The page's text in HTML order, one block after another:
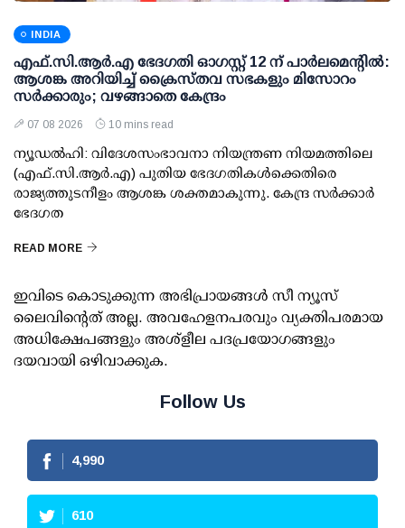
INDIA
എഫ്.സി.ആര്‍.എ ഭേദഗതി ഓഗസ്റ്റ് 12 ന് പാര്‍ലമെന്റില്‍:
ആശങ്ക അറിയിച്ച് ക്രൈസ്തവ സഭകളും മിസോറം
സര്‍ക്കാരും; വഴങ്ങാതെ കേന്ദ്രം
07 08 2026 10 mins read
ന്യൂഡല്‍ഹി: വിദേശസംഭാവനാ നിയന്ത്രണ നിയമത്തിലെ
(എഫ്.സി.ആര്‍.എ) പുതിയ ഭേദഗതികള്‍ക്കെതിരെ
രാജ്യത്തുടനീളം ആശങ്ക ശക്തമാകുന്നു. കേന്ദ്ര സര്‍ക്കാര്‍
ഭേദഗത
READ MORE
ഇവിടെ കൊടുക്കുന്ന അഭിപ്രായങ്ങള്‍ സീ ന്യൂസ്
ലൈവിന്റെത് അല്ല. അവഹേളനപരവും വ്യക്തിപരമായ
അധിക്ഷേപങ്ങളും അശ്‌ളീല പദപ്രയോഗങ്ങളും
ദയവായി ഒഴിവാക്കുക.
Follow Us
4,990
610